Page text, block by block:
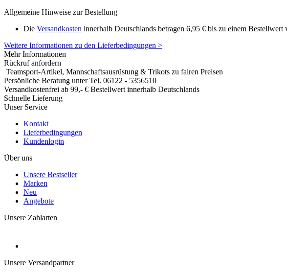
Allgemeine Hinweise zur Bestellung
Die Versandkosten innerhalb Deutschlands betragen 6,95 € bis zu einem Bestellwert
Weitere Informationen zu den Lieferbedingungen >
Mehr Informationen
Rückruf anfordern
Teamsport-Artikel, Mannschaftsausrüstung & Trikots zu fairen Preisen
Persönliche Beratung unter Tel. 06122 - 5356510
Versandkostenfrei ab 99,- € Bestellwert innerhalb Deutschlands
Schnelle Lieferung
Unser Service
Kontakt
Lieferbedingungen
Kundenlogin
Über uns
Unsere Bestseller
Marken
Neu
Angebote
Unsere Zahlarten
Unsere Versandpartner